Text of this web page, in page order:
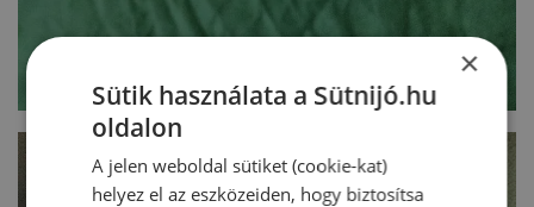
×
Sütik használata a Sütnijó.hu
oldalon
A jelen weboldal sütiket (cookie-kat)
helyez el az eszközeiden, hogy biztosítsa